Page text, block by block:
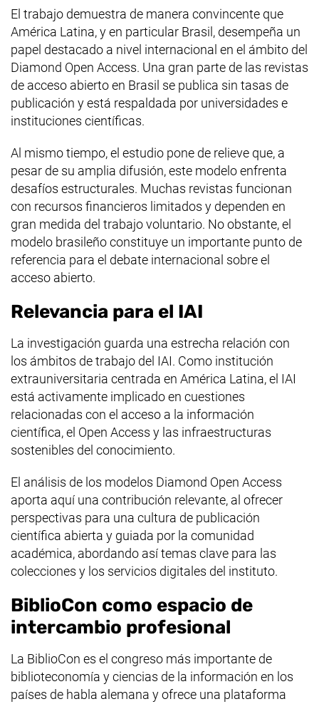
El trabajo demuestra de manera convincente que
América Latina, y en particular Brasil, desempeña un
papel destacado a nivel internacional en el ámbito del
Diamond Open Access. Una gran parte de las revistas
de acceso abierto en Brasil se publica sin tasas de
publicación y está respaldada por universidades e
instituciones científicas.
Al mismo tiempo, el estudio pone de relieve que, a
pesar de su amplia difusión, este modelo enfrenta
desafíos estructurales. Muchas revistas funcionan
con recursos financieros limitados y dependen en
gran medida del trabajo voluntario. No obstante, el
modelo brasileño constituye un importante punto de
referencia para el debate internacional sobre el
acceso abierto.
Relevancia para el IAI
La investigación guarda una estrecha relación con
los ámbitos de trabajo del IAI. Como institución
extrauniversitaria centrada en América Latina, el IAI
está activamente implicado en cuestiones
relacionadas con el acceso a la información
científica, el Open Access y las infraestructuras
sostenibles del conocimiento.
El análisis de los modelos Diamond Open Access
aporta aquí una contribución relevante, al ofrecer
perspectivas para una cultura de publicación
científica abierta y guiada por la comunidad
académica, abordando así temas clave para las
colecciones y los servicios digitales del instituto.
BiblioCon como espacio de
intercambio profesional
La BiblioCon es el congreso más importante de
biblioteconomía y ciencias de la información en los
países de habla alemana y ofrece una plataforma